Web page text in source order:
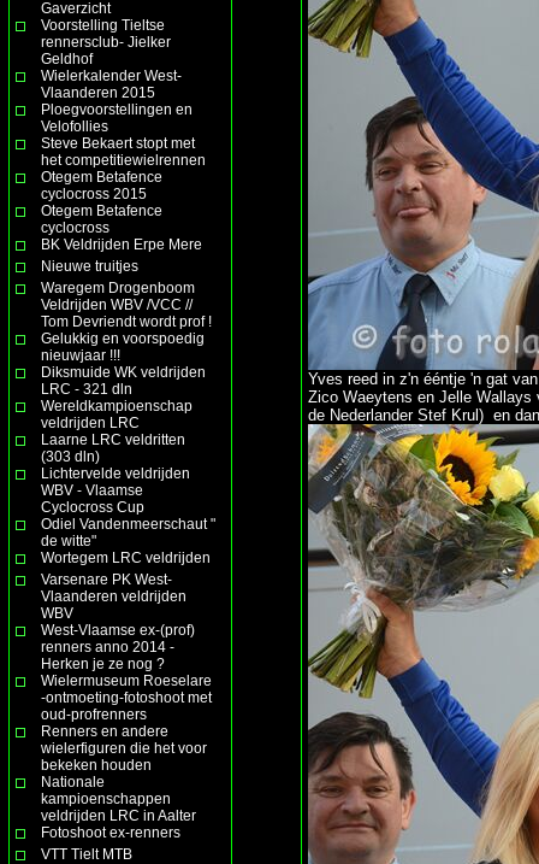
Gaverzicht
Voorstelling Tieltse
rennersclub- Jielker
Geldhof
Wielerkalender West-
Vlaanderen 2015
Ploegvoorstellingen en
Velofollies
Steve Bekaert stopt met
het competitiewielrennen
Otegem Betafence
cyclocross 2015
Otegem Betafence
cyclocross
BK Veldrijden Erpe Mere
Nieuwe truitjes
Waregem Drogenboom
Veldrijden WBV /VCC //
Tom Devriendt wordt prof !
Gelukkig en voorspoedig
nieuwjaar !!!
Diksmuide WK veldrijden
LRC - 321 dln
Wereldkampioenschap
veldrijden LRC
Laarne LRC veldritten
(303 dln)
Lichtervelde veldrijden
WBV - Vlaamse
Cyclocross Cup
Odiel Vandenmeerschaut "
de witte"
Wortegem LRC veldrijden
Varsenare PK West-
Vlaanderen veldrijden
WBV
West-Vlaamse ex-(prof)
renners anno 2014 -
Herken je ze nog ?
Wielermuseum Roeselare
-ontmoeting-fotoshoot met
oud-profrenners
Renners en andere
wielerfiguren die het voor
bekeken houden
Nationale
kampioenschappen
veldrijden LRC in Aalter
Fotoshoot ex-renners
VTT Tielt MTB
Yves reed in z'n ééntje 'n gat
Zico Waeytens en Jelle Wallays
de Nederlander Stef Krul) en